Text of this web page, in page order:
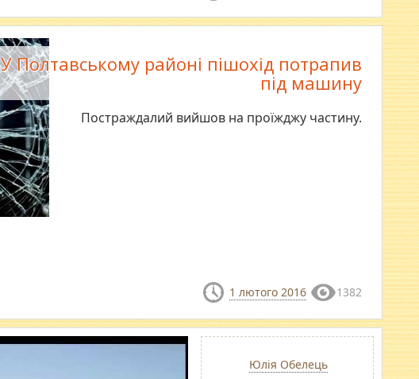
У Полтавському районі пішохід потрапив
під машину
Постраждалий вийшов на проїжджу частину.
1 лютого 2016 1382
Юлія Обелець